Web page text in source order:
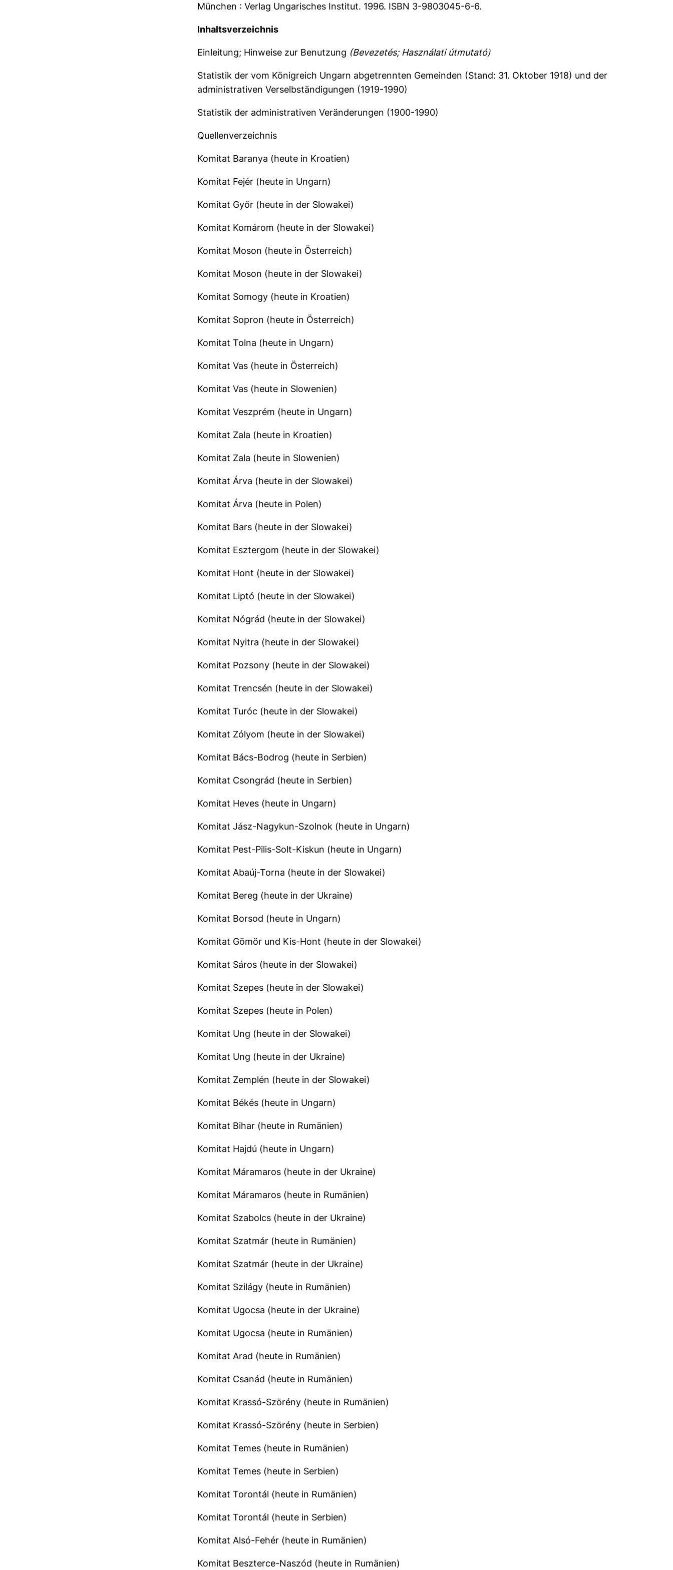
München : Verlag Ungarisches Institut. 1996. ISBN 3-9803045-6-6.
Inhaltsverzeichnis
Einleitung; Hinweise zur Benutzung (Bevezetés; Használati útmutató)
Statistik der vom Königreich Ungarn abgetrennten Gemeinden (Stand: 31. Oktober 1918) und der
administrativen Verselbständigungen (1919-1990)
Statistik der administrativen Veränderungen (1900-1990)
Quellenverzeichnis
Komitat Baranya (heute in Kroatien)
Komitat Fejér (heute in Ungarn)
Komitat Győr (heute in der Slowakei)
Komitat Komárom (heute in der Slowakei)
Komitat Moson (heute in Österreich)
Komitat Moson (heute in der Slowakei)
Komitat Somogy (heute in Kroatien)
Komitat Sopron (heute in Österreich)
Komitat Tolna (heute in Ungarn)
Komitat Vas (heute in Österreich)
Komitat Vas (heute in Slowenien)
Komitat Veszprém (heute in Ungarn)
Komitat Zala (heute in Kroatien)
Komitat Zala (heute in Slowenien)
Komitat Árva (heute in der Slowakei)
Komitat Árva (heute in Polen)
Komitat Bars (heute in der Slowakei)
Komitat Esztergom (heute in der Slowakei)
Komitat Hont (heute in der Slowakei)
Komitat Liptó (heute in der Slowakei)
Komitat Nógrád (heute in der Slowakei)
Komitat Nyitra (heute in der Slowakei)
Komitat Pozsony (heute in der Slowakei)
Komitat Trencsén (heute in der Slowakei)
Komitat Turóc (heute in der Slowakei)
Komitat Zólyom (heute in der Slowakei)
Komitat Bács-Bodrog (heute in Serbien)
Komitat Csongrád (heute in Serbien)
Komitat Heves (heute in Ungarn)
Komitat Jász-Nagykun-Szolnok (heute in Ungarn)
Komitat Pest-Pilis-Solt-Kiskun (heute in Ungarn)
Komitat Abaúj-Torna (heute in der Slowakei)
Komitat Bereg (heute in der Ukraine)
Komitat Borsod (heute in Ungarn)
Komitat Gömör und Kis-Hont (heute in der Slowakei)
Komitat Sáros (heute in der Slowakei)
Komitat Szepes (heute in der Slowakei)
Komitat Szepes (heute in Polen)
Komitat Ung (heute in der Slowakei)
Komitat Ung (heute in der Ukraine)
Komitat Zemplén (heute in der Slowakei)
Komitat Békés (heute in Ungarn)
Komitat Bihar (heute in Rumänien)
Komitat Hajdú (heute in Ungarn)
Komitat Máramaros (heute in der Ukraine)
Komitat Máramaros (heute in Rumänien)
Komitat Szabolcs (heute in der Ukraine)
Komitat Szatmár (heute in Rumänien)
Komitat Szatmár (heute in der Ukraine)
Komitat Szilágy (heute in Rumänien)
Komitat Ugocsa (heute in der Ukraine)
Komitat Ugocsa (heute in Rumänien)
Komitat Arad (heute in Rumänien)
Komitat Csanád (heute in Rumänien)
Komitat Krassó-Szörény (heute in Rumänien)
Komitat Krassó-Szörény (heute in Serbien)
Komitat Temes (heute in Rumänien)
Komitat Temes (heute in Serbien)
Komitat Torontál (heute in Rumänien)
Komitat Torontál (heute in Serbien)
Komitat Alsó-Fehér (heute in Rumänien)
Komitat Beszterce-Naszód (heute in Rumänien)